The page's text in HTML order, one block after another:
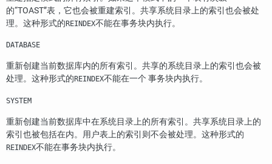
的“TOAST”表，它也会被重建索引。共享系统目录上的索引也会被处
理。这种形式的REINDEX不能在事务块内执行。
DATABASE
重新创建当前数据库内的所有索引。共享的系统目录上的索引也会被
处理。这种形式的 REINDEX不能在一个 事务块内执行。
SYSTEM
重新创建当前数据库中在系统目录上的所有索引。共享系统目录上的
索引也被包括在内。用户表上的索引则不会被处理。这种形式的
REINDEX不能在事务块内执行。